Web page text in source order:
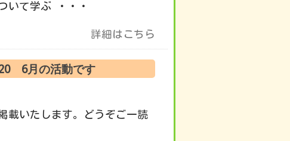
いて学ぶ ・・・
詳細はこちら
6月の活動です
載いたします。どうぞご一読